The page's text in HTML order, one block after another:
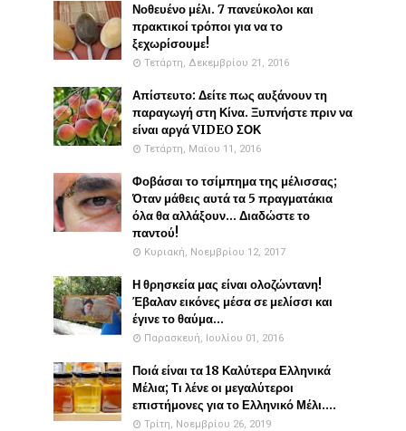
Νοθευένο μέλι. 7 πανεύκολοι και
πρακτικοί τρόποι για να το
ξεχωρίσουμε!
Τετάρτη, Δεκεμβρίου 21, 2016
Απίστευτο: Δείτε πως αυξάνουν τη
παραγωγή στη Κίνα. Ξυπνήστε πριν να
είναι αργά VIDEO ΣΟΚ
Τετάρτη, Μαΐου 11, 2016
Φοβάσαι το τσίμπημα της μέλισσας;
Όταν μάθεις αυτά τα 5 πραγματάκια
όλα θα αλλάξουν... Διαδώστε το
παντού!
Κυριακή, Νοεμβρίου 12, 2017
Η θρησκεία μας είναι ολοζώντανη!
Έβαλαν εικόνες μέσα σε μελίσσι και
έγινε το θαύμα...
Παρασκευή, Ιουλίου 01, 2016
Ποιά είναι τα 18 Καλύτερα Ελληνικά
Μέλια; Τι λένε οι μεγαλύτεροι
επιστήμονες για το Ελληνικό Μέλι....
Τρίτη, Νοεμβρίου 26, 2019